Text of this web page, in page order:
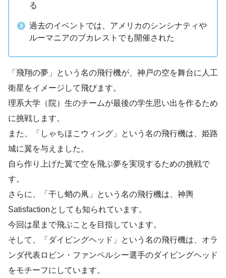
る
過去のイベントでは、アメリカのシンシナティや
ルーマニアのブカレストでも開催された
「飛翔の夢」という名の飛行機が、神戸の空を舞台に人工
衛星をイメージして飛びます。
理系大学（院）生のチームが最後の学生思い出を作るため
に挑戦します。
また、「しゃちほこウィング」という名の飛行機は、姫路
城に翼を与えました。
自ら作り上げた翼で空を飛ぶ夢を実現するための挑戦で
す。
さらに、「干し蛸の凧」という名の飛行機は、神輿
Satisfactionとしても知られています。
今回は星まで飛ぶことを目指しています。
そして、「ダイビングヘッド」という名の飛行機は、オラ
ンダ代表ロビン・ファンペルシー選手のダイビングヘッド
をモチーフにしています。